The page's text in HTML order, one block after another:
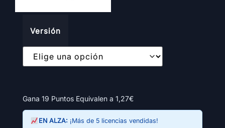
Versión
Gana 19 Puntos Equivalen a 1,27€
EN ALZA: ¡Más de 5 licencias vendidas!